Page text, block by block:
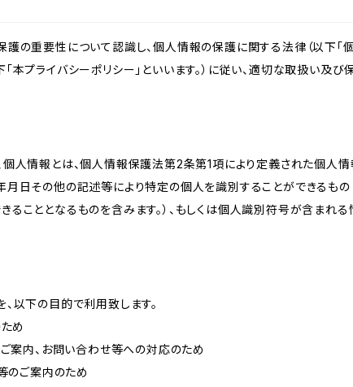
の重要性について認識し、個人情報の保護に関する法律（以下「個
本プライバシーポリシー」といいます。）に従い、適切な取扱い及び
個人情報とは、個人情報保護法第2条第1項により定義された個人
月日その他の記述等により特定の個人を識別することができるもの
ることとなるものを含みます。）、もしくは個人識別符号が含まれる
以下の目的で利用致します。
め
ご案内、お問い合わせ等への対応のため
のご案内のため